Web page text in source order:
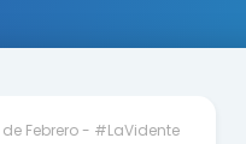
Febrero - #LaVidente